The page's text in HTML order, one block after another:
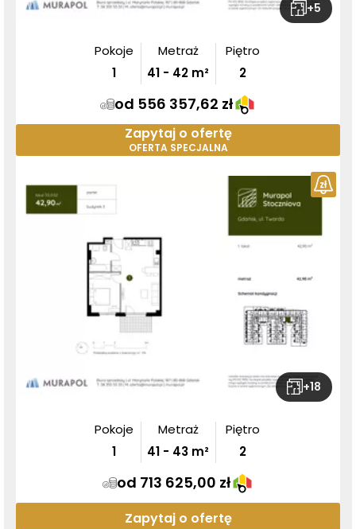
+5
Pokoje
1
Metraż
41 - 42 m²
Piętro
2
od 556 357,62 zł
Zapytaj o ofertę
OFERTA SPECJALNA
+18
Pokoje
1
Metraż
41 - 43 m²
Piętro
2
od 713 625,00 zł
Zapytaj o ofertę